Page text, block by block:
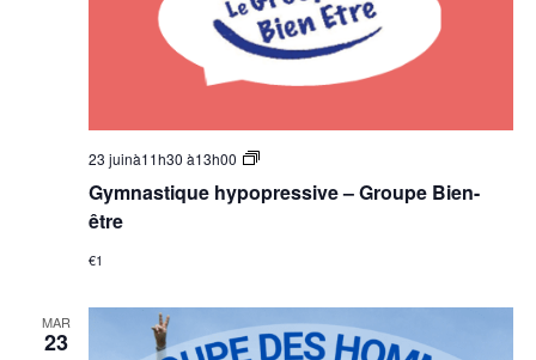
Gymnastique hypopressive – Groupe Bien-
être
23 juinà11h30 à13h00
Groupe
être
€1
MAR
23